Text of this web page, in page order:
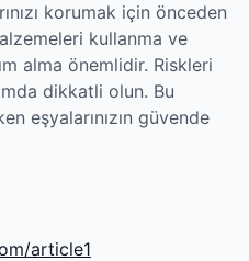
korumak için önceden
kullanma ve
alma önemlidir. Riskleri
dikkatli olun. Bu
eşyalarınızın güvende
article1